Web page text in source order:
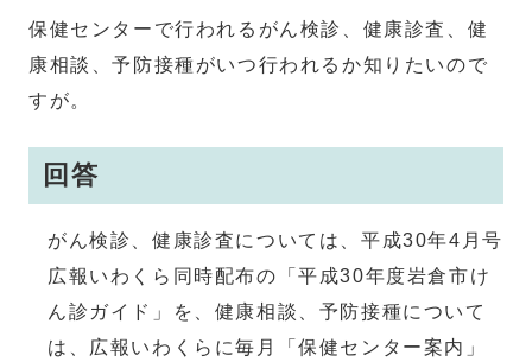
保健センターで行われるがん検診、健康診査、健
康相談、予防接種がいつ行われるか知りたいので
すが。
回答
がん検診、健康診査については、平成30年4月号
広報いわくら同時配布の「平成30年度岩倉市け
ん診ガイド」を、健康相談、予防接種について
は、広報いわくらに毎月「保健センター案内」